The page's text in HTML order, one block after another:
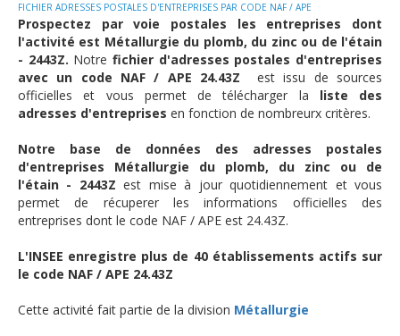
FICHIER ADRESSES POSTALES D'ENTREPRISES PAR CODE NAF / APE
Prospectez par voie postales les entreprises dont
l'activité est Métallurgie du plomb, du zinc ou de l'étain
- 2443Z. Notrefichier d'adresses postales d'entreprises
avec un code NAF / APE 24.43Z
est issu de sources
officielles et vous permet de télécharger la liste des
adresses d'entreprises en fonction de nombreurx critères.
Notre base de données des adresses postales
d'entreprises Métallurgie du plomb, du zinc ou de
l'étain - 2443Z est mise à jour quotidiennement et vous
permet de récuperer les informations officielles des
entreprises dont le code NAF / APE est 24.43Z.
L'INSEE enregistre plus de 40 établissements actifs sur
le code NAF / APE 24.43Z
Cette activité fait partie de la division Métallurgie